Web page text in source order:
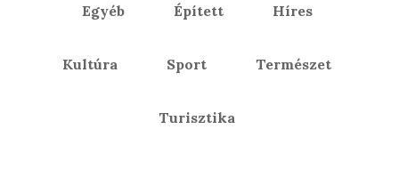
Egyéb Épített Híres
Kultúra Sport Természet
Turisztika